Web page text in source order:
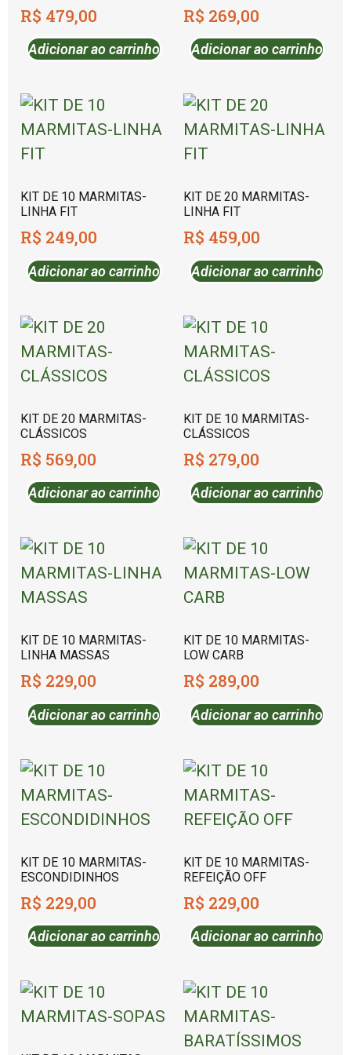
R$ 479,00
Adicionar ao carrinho
R$ 269,00
Adicionar ao carrinho
KIT DE 10 MARMITAS-
LINHA FIT
R$ 249,00
Adicionar ao carrinho
KIT DE 20 MARMITAS-
LINHA FIT
R$ 459,00
Adicionar ao carrinho
KIT DE 20 MARMITAS-
CLÁSSICOS
R$ 569,00
Adicionar ao carrinho
KIT DE 10 MARMITAS-
CLÁSSICOS
R$ 279,00
Adicionar ao carrinho
KIT DE 10 MARMITAS-
LINHA MASSAS
R$ 229,00
Adicionar ao carrinho
KIT DE 10 MARMITAS-
LOW CARB
R$ 289,00
Adicionar ao carrinho
KIT DE 10 MARMITAS-
ESCONDIDINHOS
R$ 229,00
Adicionar ao carrinho
KIT DE 10 MARMITAS-
REFEIÇÃO OFF
R$ 229,00
Adicionar ao carrinho